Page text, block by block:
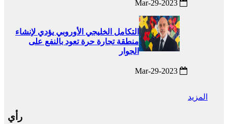
التكامل الخليجي الأوروبي يؤدي لإنشاء
منطقة تجارة حرة تعود بالنفع على
الجوار
المزيد
رأي